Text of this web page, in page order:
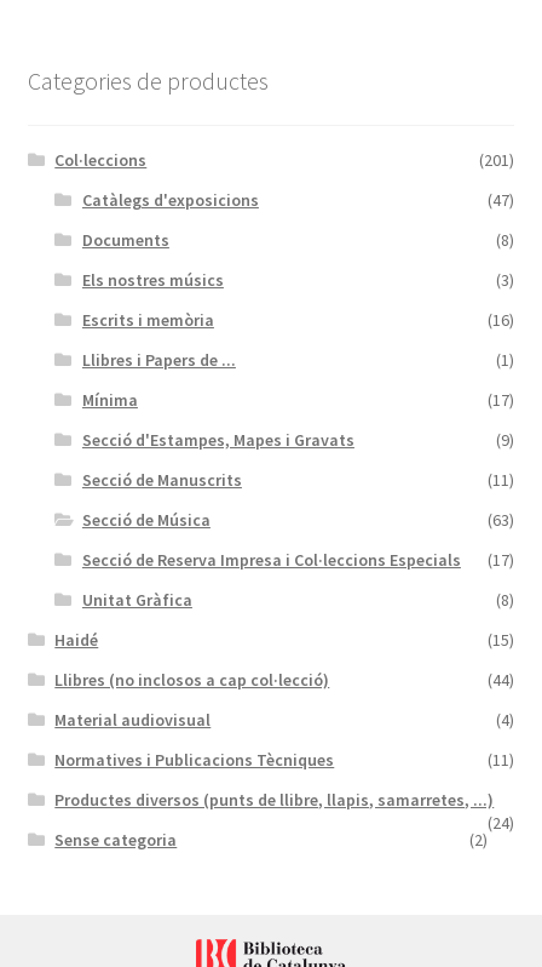
Categories de productes
Col·leccions
(201)
Catàlegs d'exposicions
(47)
Documents
(8)
Els nostres músics
(3)
Escrits i memòria
(16)
Llibres i Papers de ...
(1)
Mínima
(17)
Secció d'Estampes, Mapes i Gravats
(9)
Secció de Manuscrits
(11)
Secció de Música
(63)
Secció de Reserva Impresa i Col·leccions Especials
(17)
Unitat Gràfica
(8)
Haidé
(15)
Llibres (no inclosos a cap col·lecció)
(44)
Material audiovisual
(4)
Normatives i Publicacions Tècniques
(11)
Productes diversos (punts de llibre, llapis, samarretes, ...)
(24)
Sense categoria (2)